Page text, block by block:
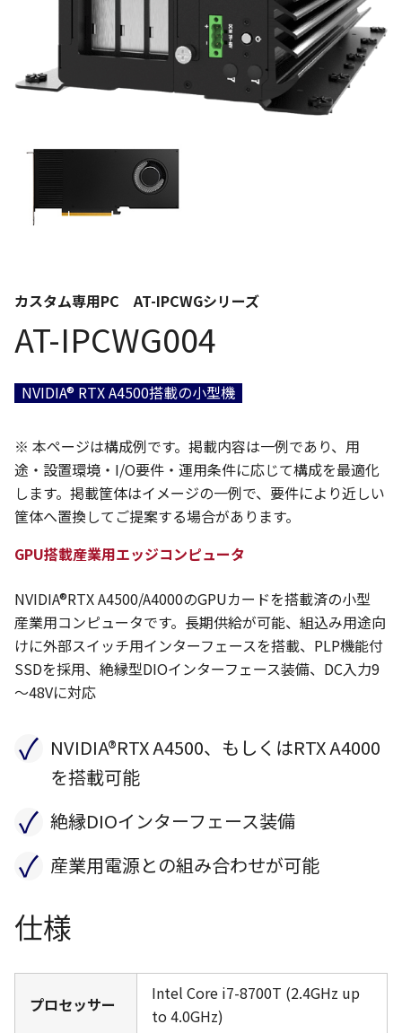
カスタム専用PC AT-IPCWGシリーズ
AT-IPCWG004
NVIDIA® RTX A4500搭載の小型機
※ 本ページは構成例です。掲載内容は一例であり、用
途・設置環境・I/O要件・運用条件に応じて構成を最適化
します。掲載筐体はイメージの一例で、要件により近しい
筐体へ置換してご提案する場合があります。
GPU搭載産業用エッジコンピュータ
NVIDIA®RTX A4500/A4000のGPUカードを搭載済の小型
産業用コンピュータです。長期供給が可能、組込み用途向
けに外部スイッチ用インターフェースを搭載、PLP機能付
SSDを採用、絶縁型DIOインターフェース装備、DC入力9
～48Vに対応
✓ NVIDIA®RTX A4500、もしくはRTX A4000
を搭載可能
✓ 絶縁DIOインターフェース装備
✓ 産業用電源との組み合わせが可能
仕様
プロセッサー
Intel Core i7-8700T (2.4GHz up
to 4.0GHz)